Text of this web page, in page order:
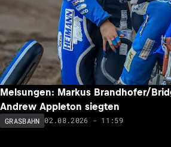
Melsungen: Markus Brandhofer/
Andrew Appleton siegten
GRASBAHN 02.08.2026 - 11:59